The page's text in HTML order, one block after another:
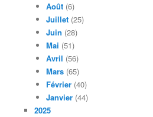
Août (6)
Juillet (25)
Juin (28)
Mai (51)
Avril (56)
Mars (65)
Février (40)
Janvier (44)
2025